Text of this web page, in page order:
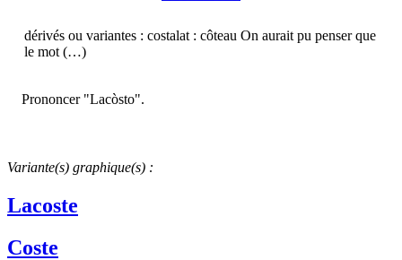
dérivés ou variantes : costalat : côteau On aurait pu penser que
le mot (…)
Prononcer "Lacòsto".
Variante(s) graphique(s) :
Lacoste
Coste